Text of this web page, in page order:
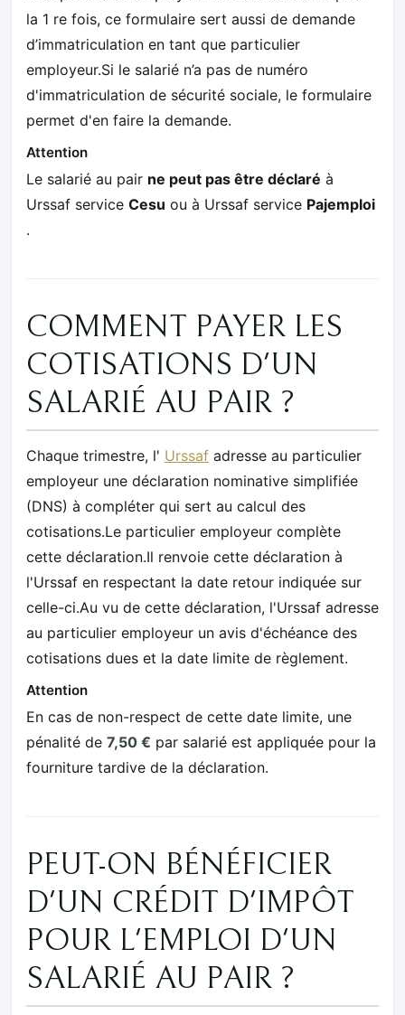
la 1 re fois, ce formulaire sert aussi de demande
d’immatriculation en tant que particulier
employeur.Si le salarié n’a pas de numéro
d'immatriculation de sécurité sociale, le formulaire
permet d'en faire la demande.
Attention
Le salarié au pair ne peut pas être déclaré à
Urssaf service Cesu ou à Urssaf service Pajemploi
.
COMMENT PAYER LES
COTISATIONS D'UN
SALARIÉ AU PAIR ?
Chaque trimestre, l' Urssaf adresse au particulier
employeur une déclaration nominative simplifiée
(DNS) à compléter qui sert au calcul des
cotisations.Le particulier employeur complète
cette déclaration.Il renvoie cette déclaration à
l'Urssaf en respectant la date retour indiquée sur
celle-ci.Au vu de cette déclaration, l'Urssaf adresse
au particulier employeur un avis d'échéance des
cotisations dues et la date limite de règlement.
Attention
En cas de non-respect de cette date limite, une
pénalité de 7,50 € par salarié est appliquée pour la
fourniture tardive de la déclaration.
PEUT-ON BÉNÉFICIER
D'UN CRÉDIT D'IMPÔT
POUR L'EMPLOI D'UN
SALARIÉ AU PAIR ?